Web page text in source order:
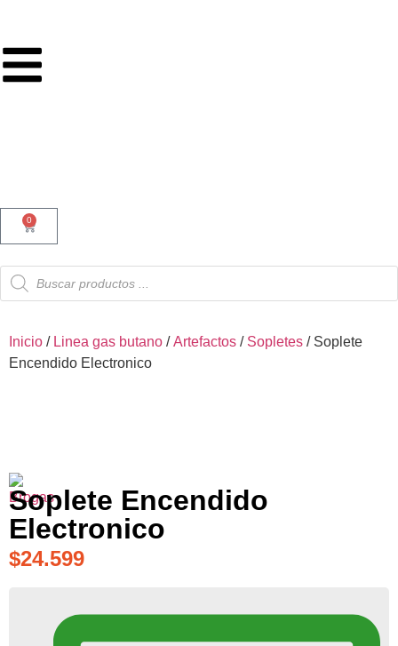
hasta 9 cuotas sin interés en toda
la tienda
0
Inicio / Linea gas butano /Artefactos / Sopletes / Soplete
Encendido Electronico
Soplete Encendido
Electronico
$24.599